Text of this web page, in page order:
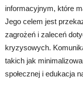
informacyjnym, które
Jego celem jest
zagrożeń i zaleceń
kryzysowych.
takich jak
społecznej i edukacja